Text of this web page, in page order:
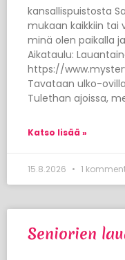
kansallispuistosta
mukaan kaikkiin tai
minä olen paikalla
Aikataulu:
https://
Tavataan ulko-
Tulethan ajoissa,
Katso lisää »
15.8.2026 1
Seniorien